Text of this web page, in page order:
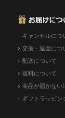
キャンセルにつ
交換・返金につ
配送について
送料について
商品が届かない
ギフトラッピン